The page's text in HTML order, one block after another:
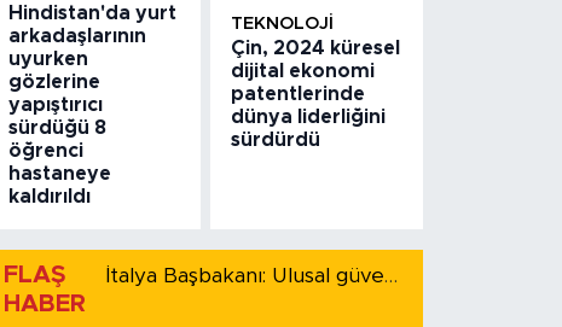
Hindistan'da yurt
arkadaşlarının
uyurken
gözlerine
yapıştırıcı
sürdüğü 8
öğrenci
hastaneye
kaldırıldı
TEKNOLOJI
Çin, 2024 küresel
dijital ekonomi
patentlerinde
dünya liderliğini
sürdürdü
FLAŞ
HABER
İtalya Başbakanı: Ulusal güvenliği korumak için İspanya ile Schengen kapsamındaki serbest dolaşımı askıya alıyoruz